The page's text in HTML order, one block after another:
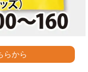
らから